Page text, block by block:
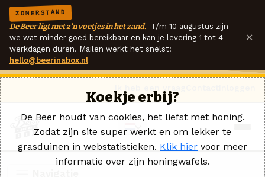
ZOMERSTAND
De Beer ligt met z'n voetjes in het zand. T/m 10 augustus zijn
we wat minder goed bereikbaar en kan je levering 1 tot 4
werkdagen duren. Mailen werkt het snelst:
hello@beerinabox.nl
×
Koekje erbij?
De Beer houdt van cookies, het liefst met honing.
Zodat zijn site super werkt en om lekker te
grasduinen in webstatistieken. Klik hier voor meer
informatie over zijn honingwafels.